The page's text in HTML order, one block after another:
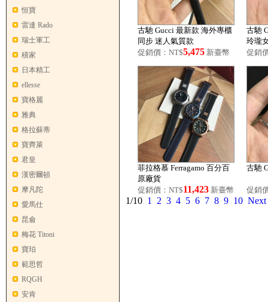
恒寶
雷達 Rado
瑞士軍工
積家
日本精工
ellesse
寶格麗
雅典
格拉蘇蒂
寶齊萊
君皇
漢密爾頓
摩凡陀
愛馬仕
昆侖
梅花 Titoni
寶珀
範思哲
RQGH
安肯
古馳 Gucci 最新款 海外專櫃
同步 迷人氣質款
促銷價：NT$5,475 新臺幣
古馳
玲瓏
促銷
菲拉格慕 Ferragamo 百分百
原廠貨
促銷價：NT$11,423 新臺幣
古馳
促銷
1/10 1 2 3 4 5 6 7 8 9 10 Next